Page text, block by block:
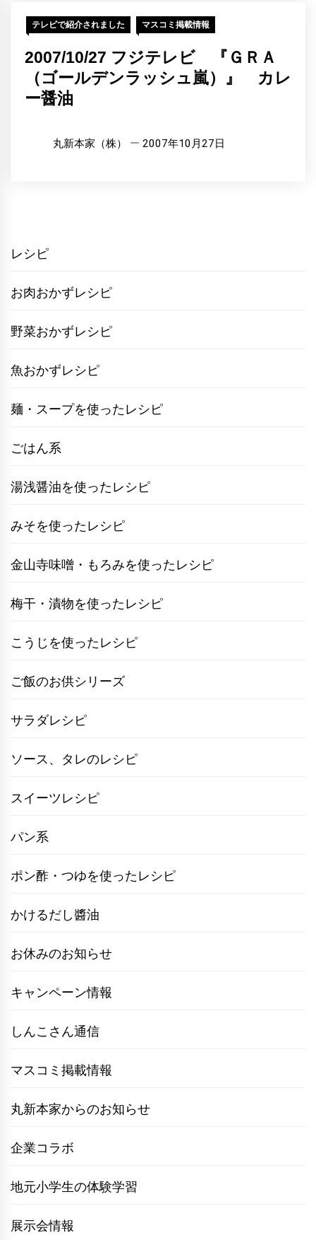
テレビで紹介されました マスコミ掲載情報
2007/10/27 フジテレビ 『ＧＲＡ
（ゴールデンラッシュ嵐）』 カレ
ー醤油
丸新本家（株） 2007年10月27日
レシピ
お肉おかずレシピ
野菜おかずレシピ
魚おかずレシピ
麺・スープを使ったレシピ
ごはん系
湯浅醤油を使ったレシピ
みそを使ったレシピ
金山寺味噌・もろみを使ったレシピ
梅干・漬物を使ったレシピ
こうじを使ったレシピ
ご飯のお供シリーズ
サラダレシピ
ソース、タレのレシピ
スイーツレシピ
パン系
ポン酢・つゆを使ったレシピ
かけるだし醬油
お休みのお知らせ
キャンペーン情報
しんこさん通信
マスコミ掲載情報
丸新本家からのお知らせ
企業コラボ
地元小学生の体験学習
展示会情報